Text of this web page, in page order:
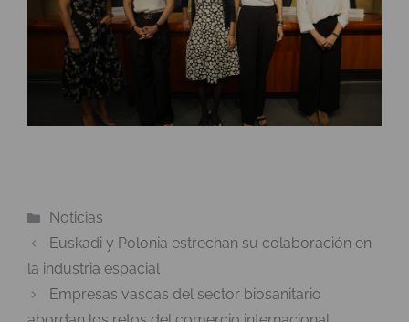
Categorías
Noticias
Euskadi y Polonia estrechan su colaboración en
la industria espacial
Empresas vascas del sector biosanitario